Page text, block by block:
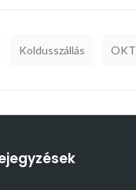
Koldusszállás OKT